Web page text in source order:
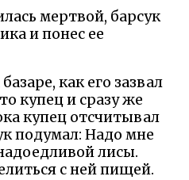
мертвой, барсук
и понес ее
как его зазвал
купец и сразу же
купец отсчитывал
подумал: Надо мне
лисы.
с ней пищей.